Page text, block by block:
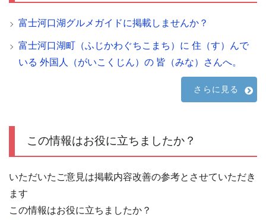
富士河口湖グルメガイドに掲載しませんか？
富士河口湖町（ふじかわぐちこまち）に 住（す）んで
いる 外国人（がいこくじん）の 皆（みな）さんへ。
さらに見る
この情報はお役に立ちましたか？
いただいたご意見は掲載内容改善の参考とさせていただき
ます
この情報はお役に立ちましたか？